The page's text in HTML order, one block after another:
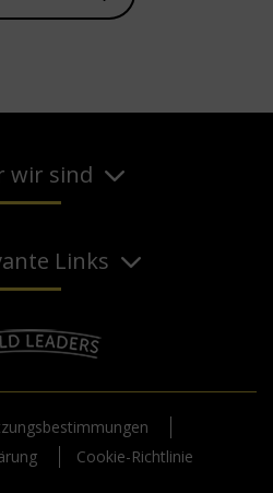
wir sind
Links
Cookie-Richtlinie